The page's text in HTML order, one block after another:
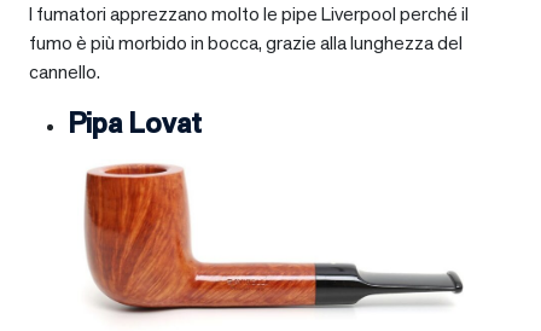
I fumatori apprezzano molto le pipe Liverpool perché il
fumo è più morbido in bocca, grazie alla lunghezza del
cannello.
Pipa Lovat